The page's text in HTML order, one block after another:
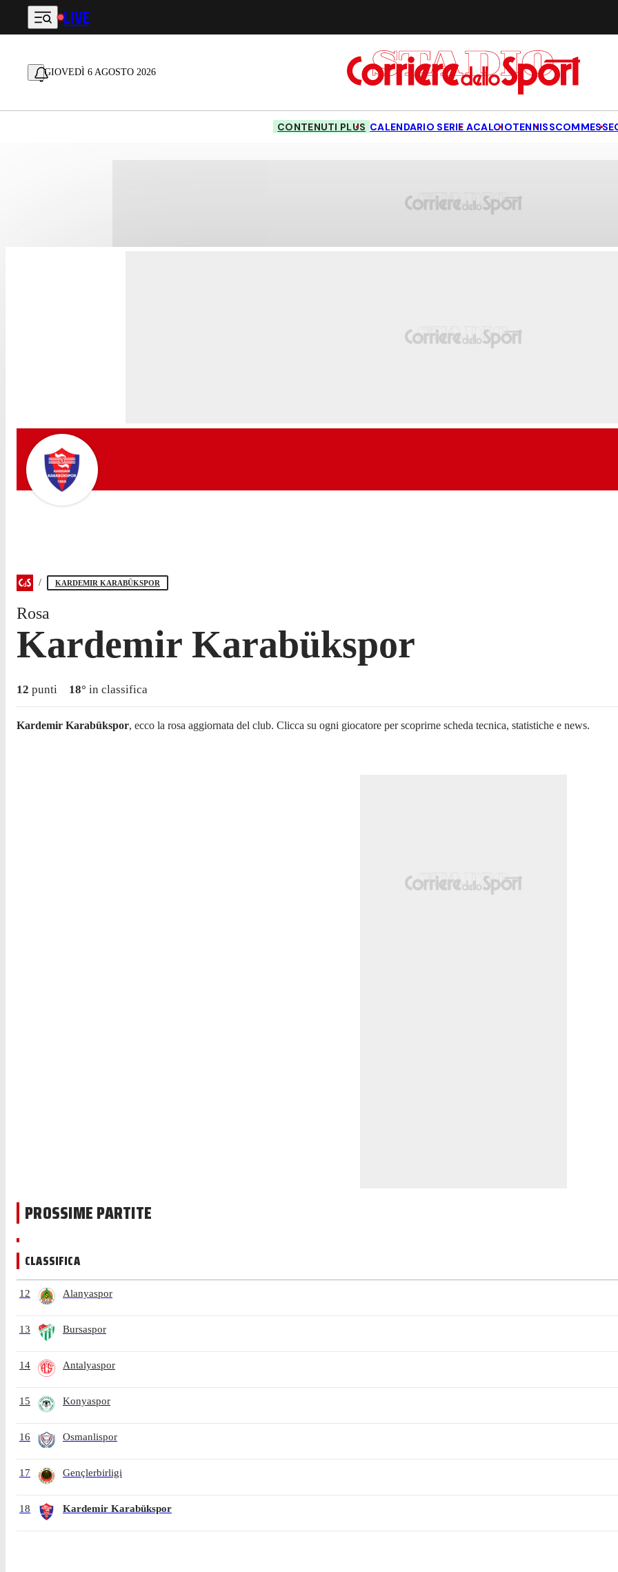
Vai al contenuto principale
LIVE
GIOVEDÌ 6 AGOSTO 2026
CONTENUTI PLUS CALENDARIO SERIE ACALCIOTENNISSCOMMESSE
KARDEMIR KARABÜKSPOR
Rosa
Kardemir Karabükspor
12 punti 18° in classifica
Kardemir Karabükspor, ecco la rosa aggiornata del club. Clicca su ogni giocatore per scoprirne scheda tecnica, statistiche e news.
PROSSIME PARTITE
CLASSIFICA
12 Alanyaspor
13 Bursaspor
14 Antalyaspor
15 Konyaspor
16 Osmanlispor
17 Gençlerbirligi
18 Kardemir Karabükspor